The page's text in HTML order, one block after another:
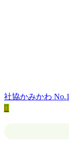
社協かみかわ